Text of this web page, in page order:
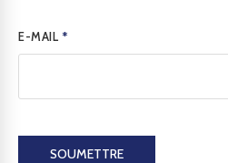
E-MAIL *
SOUMETTRE